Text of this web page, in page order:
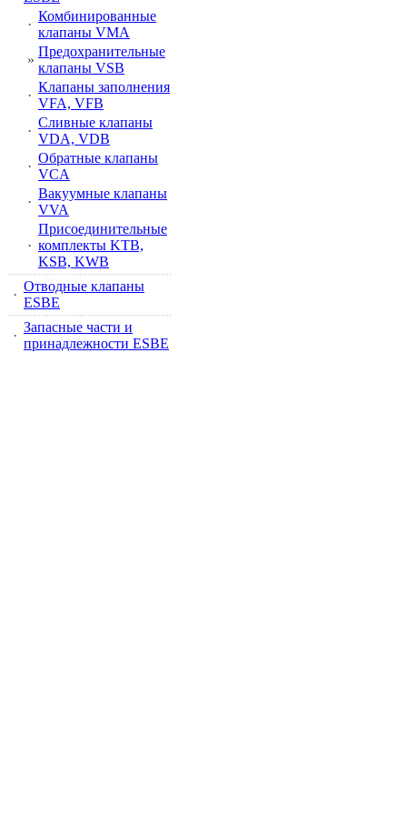
·
Комбинированные
клапаны VMA
»
Предохранительные
клапаны VSB
·
Клапаны заполнения
VFA, VFB
·
Сливные клапаны
VDA, VDB
·
Обратные клапаны
VCA
·
Вакуумные клапаны
VVA
·
Присоединительные
комплекты KTB,
KSB, KWB
·
Отводные клапаны
ESBE
·
Запасные части и
принадлежности ESBE